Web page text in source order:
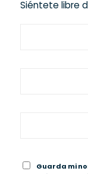
Siéntete libre
Guarda mi